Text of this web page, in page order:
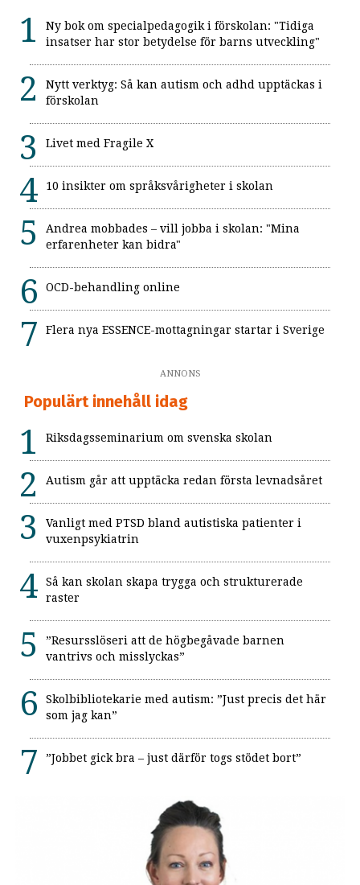
Ny bok om specialpedagogik i förskolan: "Tidiga
insatser har stor betydelse för barns utveckling"
Nytt verktyg: Så kan autism och adhd upptäckas i
förskolan
Livet med Fragile X
10 insikter om språksvårigheter i skolan
Andrea mobbades – vill jobba i skolan: "Mina
erfarenheter kan bidra"
OCD-behandling online
Flera nya ESSENCE-mottagningar startar i Sverige
ANNONS
Populärt innehåll idag
Riksdagsseminarium om svenska skolan
Autism går att upptäcka redan första levnadsåret
Vanligt med PTSD bland autistiska patienter i
vuxenpsykiatrin
Så kan skolan skapa trygga och strukturerade
raster
”Resursslöseri att de högbegåvade barnen
vantrivs och misslyckas”
Skolbibliotekarie med autism: ”Just precis det här
som jag kan”
”Jobbet gick bra – just därför togs stödet bort”